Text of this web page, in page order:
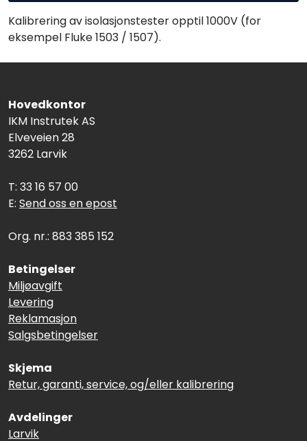
Kalibrering av isolasjonstester opptil 1000V (for
eksempel Fluke 1503 / 1507).
Hovedkontor
IKM Instrutek AS
Elveveien 28
3262 Larvik
T: 33 16 57 00
E: Send oss en epost
Org. nr.: 883 385 152
Betingelser
Miljøavgift
Levering
Reklamasjon
Salgsbetingelser
Skjema
Retur, garanti, service, og/eller kalibrering
Avdelinger
Larvik